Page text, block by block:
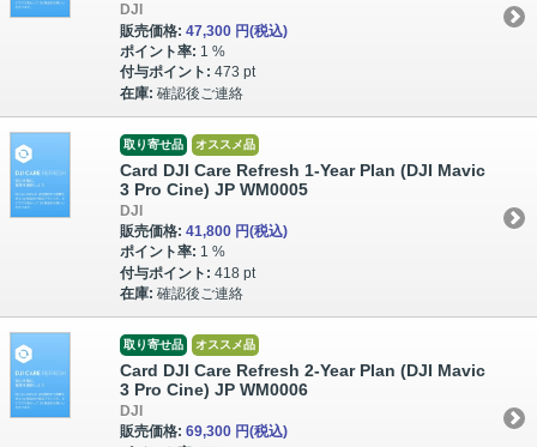
DJI
販売価格: 47,300 円(税込)
ポイント率: 1 %
付与ポイント: 473 pt
在庫: 確認後ご連絡
取り寄せ品 オススメ品
Card DJI Care Refresh 1-Year Plan (DJI Mavic
3 Pro Cine) JP WM0005
DJI
販売価格: 41,800 円(税込)
ポイント率: 1 %
付与ポイント: 418 pt
在庫: 確認後ご連絡
取り寄せ品 オススメ品
Card DJI Care Refresh 2-Year Plan (DJI Mavic
3 Pro Cine) JP WM0006
DJI
販売価格: 69,300 円(税込)